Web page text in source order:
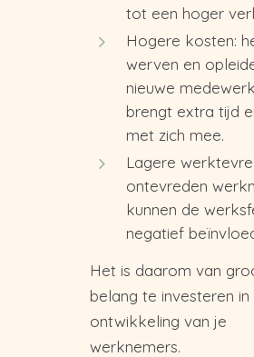
tot een hoger
Hogere kosten:
werven en
nieuwe
brengt extra tijd
met zich mee.
Lagere
ontevreden
kunnen de
negatief
Het is daarom van
belang te investeren in
ontwikkeling van je
werknemers.